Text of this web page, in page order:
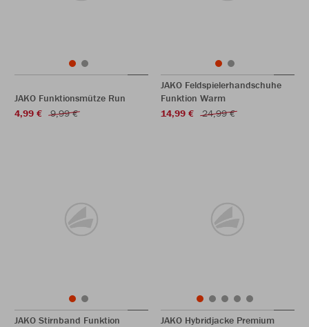
JAKO Funktionsmütze Run
4,99 €
9,99 €
JAKO Feldspielerhandschuhe
Funktion Warm
14,99 €
24,99 €
JAKO Stirnband Funktion
JAKO Hybridjacke Premium